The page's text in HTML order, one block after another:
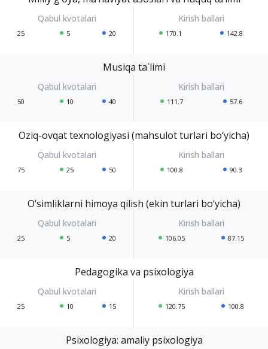
25 5 20 170.1 142.8
Musiqa ta`limi
50 10 40 111.7 57.6
Oziq-ovqat texnologiyasi (mahsulot turlari bo‘yicha)
75 25 50 100.8 90.3
O‘simliklarni himoya qilish (ekin turlari bo‘yicha)
25 5 20 106.05 87.15
Pedagogika va psixologiya
25 10 15 120.75 100.8
Psixologiya: amaliy psixologiya